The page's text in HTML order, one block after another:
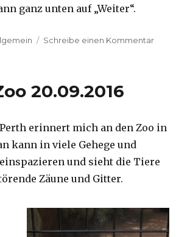
ganz unten auf „Weiter“.
Schreibe einen Kommentarzu
Perth
20.09.2016
erinnert mich an den Zoo in
kann in viele Gehege und
und sieht die Tiere
Zäune und Gitter.